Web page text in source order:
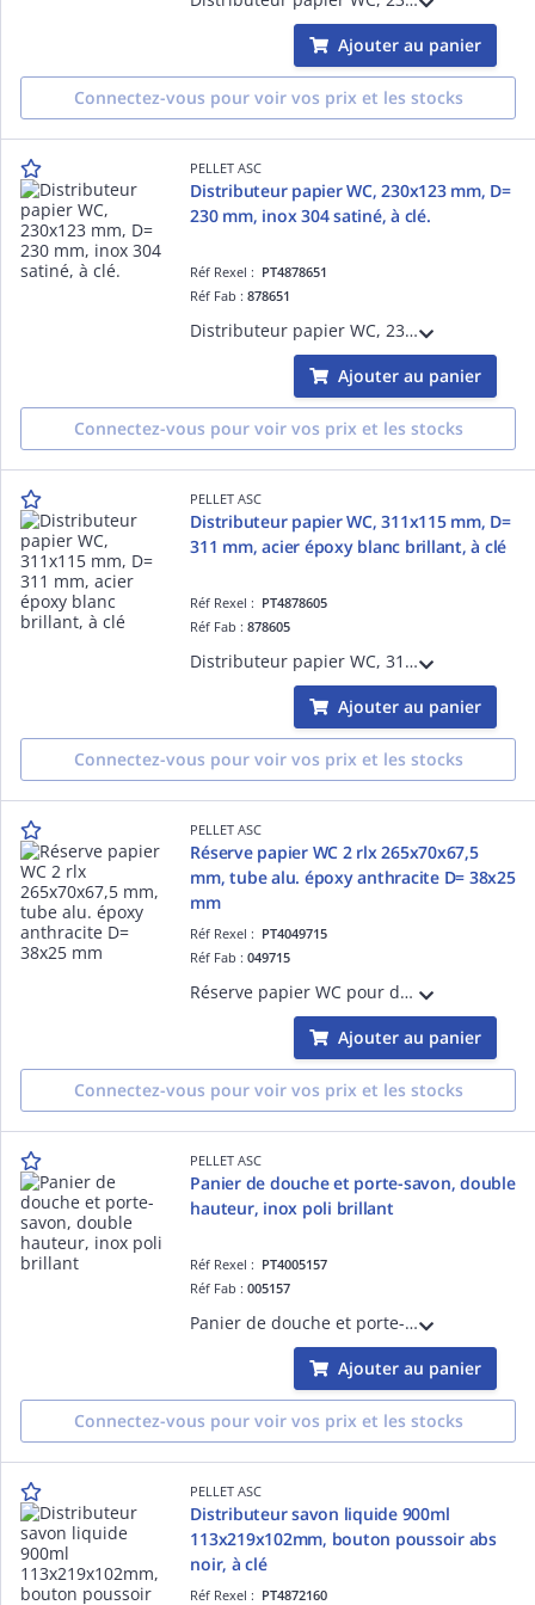
Ajouter au panier
Connectez-vous pour voir vos prix et les stocks
PELLET ASC
Distributeur papier WC, 230x123 mm, D=
230 mm, inox 304 satiné, à clé.
Réf Rexel : PT4878651
Réf Fab :878651
Distributeur papier WC, 230 x 123 x 115 mm, D= 230 mm, inox 304 satiné, visualisation du niveau de papier, fermeture à clé, livré avec 2 clés, capacité 1 rouleau D= 190 mm.
Ajouter au panier
Connectez-vous pour voir vos prix et les stocks
PELLET ASC
Distributeur papier WC, 311x115 mm, D=
311 mm, acier époxy blanc brillant, à clé
Réf Rexel : PT4878605
Réf Fab :878605
Distributeur papier WC, 311x115 mm, D= 311 mm, acier époxy blanc brillant, visualisation du niveau de papier, fermeture à clé, livré avec 2 clés, capacité 1 rouleau D= 240 mm.
Ajouter au panier
Connectez-vous pour voir vos prix et les stocks
PELLET ASC
Réserve papier WC 2 rlx 265x70x67,5
mm, tube alu. époxy anthracite D= 38x25
mm
Réf Rexel : PT4049715
Réf Fab :049715
Réserve papier WC pour deux rouleaux, 265 x 70 x 67,5 mm, tube aluminium époxy anthracite D= 38 x 25 mm, cache-fixations en résine de synthèse anthracite, fixations invisibles, visserie fournie.
Ajouter au panier
Connectez-vous pour voir vos prix et les stocks
PELLET ASC
Panier de douche et porte-savon, double
hauteur, inox poli brillant
Réf Rexel : PT4005157
Réf Fab :005157
Panier de douche et porte-savon, double hauteur, 265x130x60 mm, inox poli brillant.
Ajouter au panier
Connectez-vous pour voir vos prix et les stocks
PELLET ASC
Distributeur savon liquide 900ml
113x219x102mm, bouton poussoir abs
noir, à clé
Réf Rexel : PT4872160